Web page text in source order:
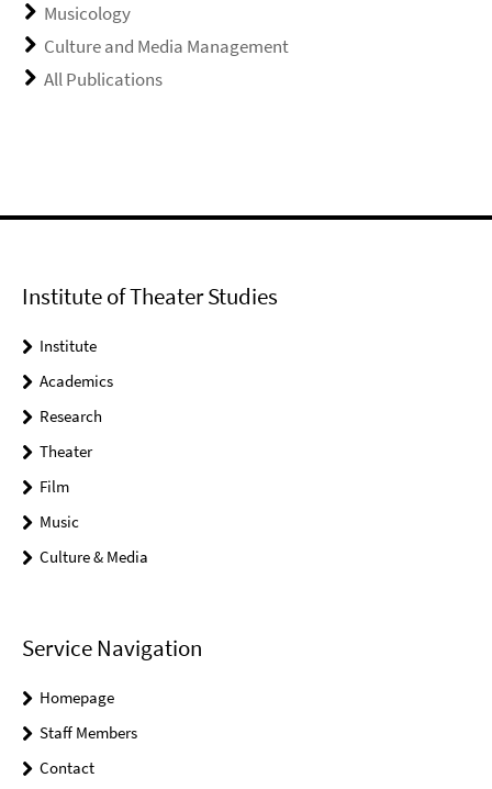
Musicology
Culture and Media Management
All Publications
Institute of Theater Studies
Institute
Academics
Research
Theater
Film
Music
Culture & Media
Service Navigation
Homepage
Staff Members
Contact